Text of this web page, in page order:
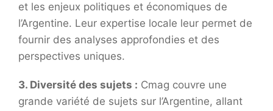
et les enjeux politiques et économiques de
l’Argentine. Leur expertise locale leur permet de
fournir des analyses approfondies et des
perspectives uniques.
3. Diversité des sujets : Cmag couvre une
grande variété de sujets sur l’Argentine, allant